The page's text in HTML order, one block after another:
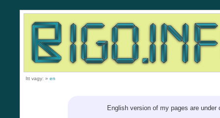
Itt vagy: » en
English version of my pages are